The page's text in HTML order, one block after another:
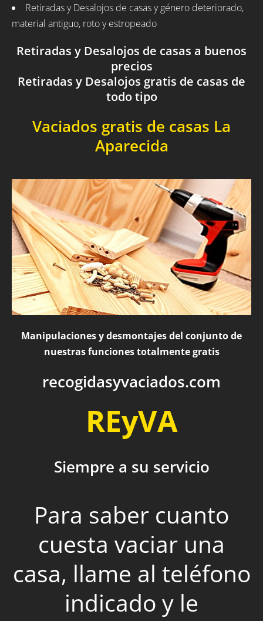
Retiradas y Desalojos de casas y género deteriorado,
material antiguo, roto y estropeado
Retiradas y Desalojos de casas a buenos
precios
Retiradas y Desalojos gratis de casas de
todo tipo
Vaciados gratis de casas La
Aparecida
Manipulaciones y desmontajes del conjunto de
nuestras funciones totalmente gratis
recogidasyvaciados.com
REyVA
Siempre a su servicio
Para saber cuanto
cuesta vaciar una
casa, llame al teléfono
indicado y le